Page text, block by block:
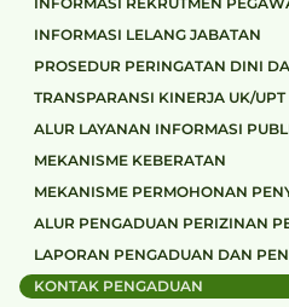
INFORMASI LELANG JABATAN
PROSEDUR PERINGATAN DINI
TRANSPARANSI KINERJA UK/UPT
ALUR LAYANAN INFORMASI
MEKANISME KEBERATAN
MEKANISME PERMOHONAN
ALUR PENGADUAN PERIZINAN
LAPORAN PENGADUAN DAN
KONTAK PENGADUAN